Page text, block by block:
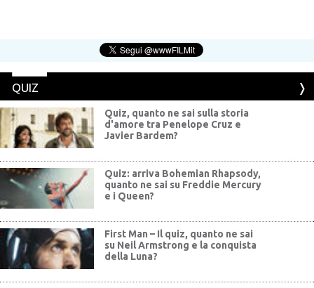
QUIZ
Quiz, quanto ne sai sulla storia
d'amore tra Penelope Cruz e
Javier Bardem?
Quiz: arriva Bohemian Rhapsody,
quanto ne sai su Freddie Mercury
e i Queen?
First Man – Il quiz, quanto ne sai
su Neil Armstrong e la conquista
della Luna?